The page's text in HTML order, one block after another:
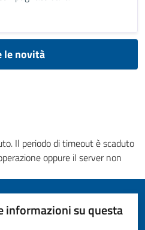
le novità
Il periodo di timeout è scaduto
oppure il server non
informazioni su questa